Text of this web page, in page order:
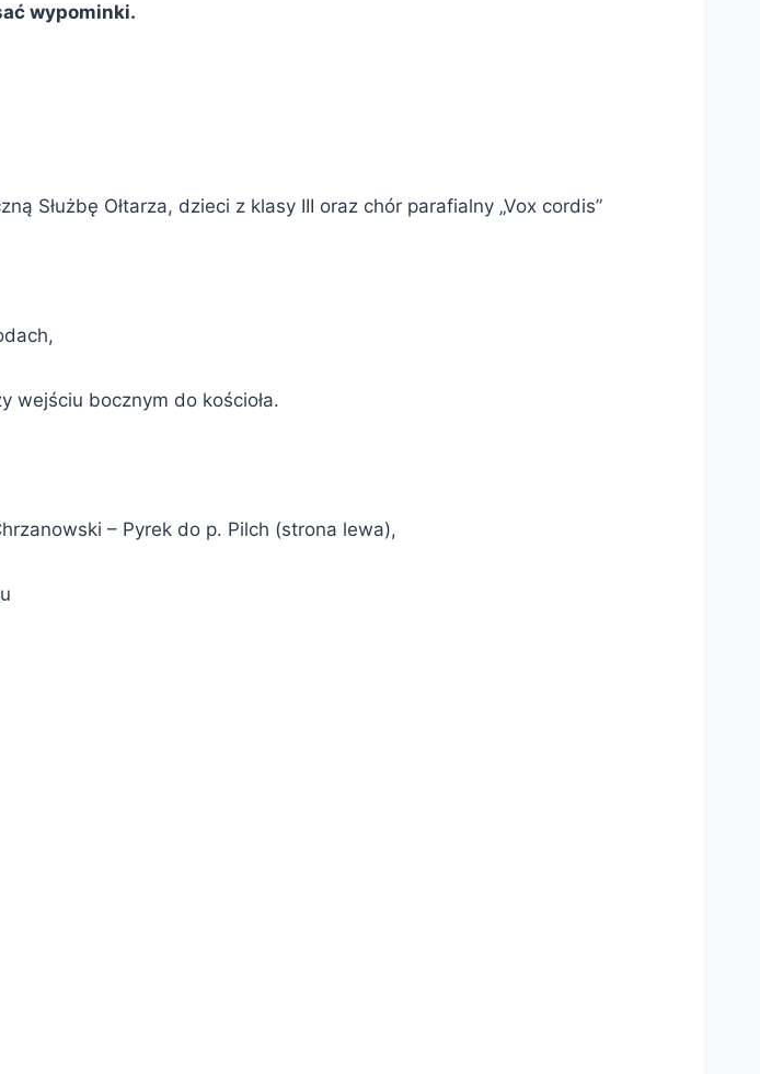
wypominki.
Służbę Ołtarza, dzieci z klasy III oraz chór parafialny „Vox cordis”
wejściu bocznym do kościoła.
– Pyrek do p. Pilch (strona lewa),